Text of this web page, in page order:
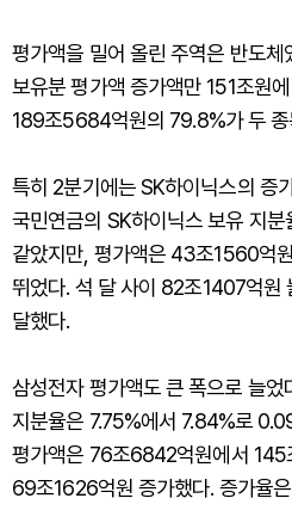
평가액을 밀어 올린 주역은 반도
보유분 평가액 증가액만 151조원
189조5684억원의 79.8%가 두 종
특히 2분기에는 SK하이닉스의 증
국민연금의 SK하이닉스 보유 지
같았지만, 평가액은 43조1560억
뛰었다. 석 달 사이 82조1407억원
달했다.
삼성전자 평가액도 큰 폭으로 늘
지분율은 7.75%에서 7.84%로
평가액은 76조6842억원에서
69조1626억원 증가했다. 증가율